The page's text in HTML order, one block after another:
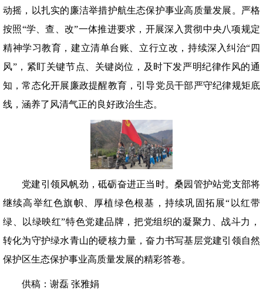
动摇，以扎实的廉洁举措护航生态保护事业高质量发展。严格
按照“学、查、改”一体推进要求，开展深入贯彻中央八项规定
精神学习教育，建立清单台账、立行立改，持续深入纠治“四
风”，紧盯关键节点、关键岗位，及时下发严明纪律作风的通
知，常态化开展廉政提醒教育，引导党员干部严守纪律规矩底
线，涵养了风清气正的良好政治生态。
党建引领风帆劲，砥砺奋进正当时。桑园管护站党支部将
继续高举红色旗帜、厚植绿色根基，持续巩固拓展“以红带
绿、以绿映红”特色党建品牌，把党组织的凝聚力、战斗力，
转化为守护绿水青山的硬核力量，奋力书写基层党建引领自然
保护区生态保护事业高质量发展的精彩答卷。
供稿：谢磊 张雅娟